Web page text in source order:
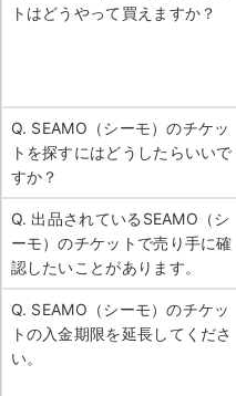
トはどうやって買えますか？
Q. SEAMO（シーモ）のチケッ
トを探すにはどうしたらいいで
すか？
Q. 出品されているSEAMO（シ
ーモ）のチケットで売り手に確
認したいことがあります。
Q. SEAMO（シーモ）のチケッ
トの入金期限を延長してくださ
い。